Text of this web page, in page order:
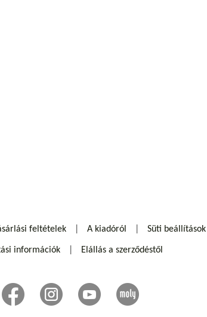
feltételek A kiadóról Süti beállítások
információk Elállás a szerződéstől